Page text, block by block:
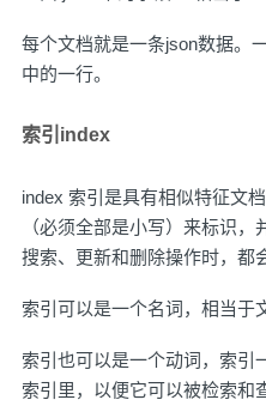
每个文档就是一条json数据。
中的一行。
索引index
index 索引是具有相似特征文
（必须全部是小写）来标识，
搜索、更新和删除操作时，都
索引可以是一个名词，相当于
索引也可以是一个动词，索引
索引里，以便它可以被检索和